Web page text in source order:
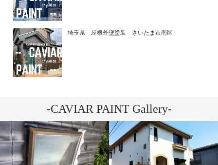
埼玉県 屋根外壁塗装 さいたま市南区
-CAVIAR PAINT Gallery-